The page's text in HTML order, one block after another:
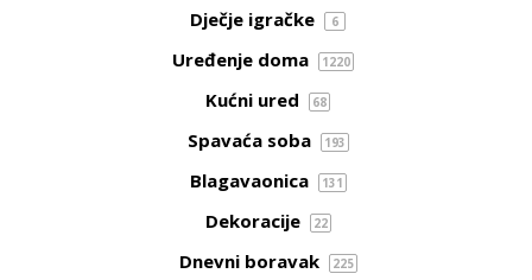
Dječje igračke 6
Uređenje doma 1220
Kućni ured 68
Spavaća soba 193
Blagavaonica 131
Dekoracije 22
Dnevni boravak 225